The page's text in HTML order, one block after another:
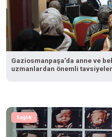
Gaziosmanpaşa’da anne ve
uzmanlardan önemli tavsiyeler
Sağlık